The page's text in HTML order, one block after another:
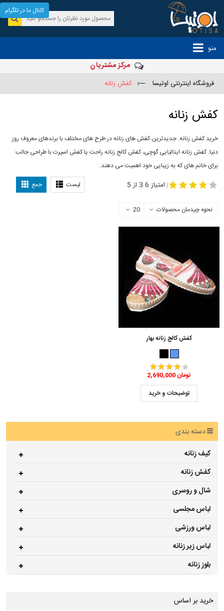
منو
مرکز مشتریان
فروشگاه اینترنتی اوتیسا —› کفش زنانه
کفش زنانه
خرید کفش زنانه. جدیدترین کفش های زنانه در طرح های مختلف با برندهای معروف روز
دنیا. کفش زنانه ایتالیایی گوچی، کفش کالج زنانه راحت یا کفش اسپرت با طراحی جالب
برای خانم های که به زیبایی خود اهمیت می دهند.
لیست جمع | امتیاز 3.6 از 5
نحوه چیدمان محصولات 20
کفش کالج زنانه بهار
2,690,000 تومان
توضیحات و خرید
دسته بندی
کیف زنانه
کفش زنانه
شال و روسری
لباس مجلسی
لباس ورزشی
لباس زیر زنانه
بلوز زنانه
خرید بر اساس
کانال ما در تلگرام